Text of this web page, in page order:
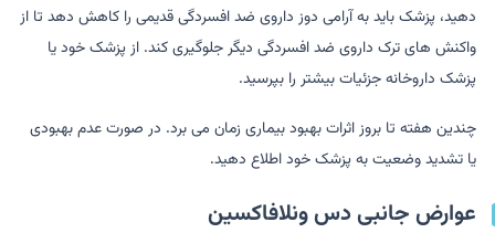
دهید، پزشک باید به آرامی دوز داروی ضد افسردگی قدیمی را کاهش دهد تا از
واکنش های ترک داروی ضد افسردگی دیگر جلوگیری کند. از پزشک خود یا
پزشک داروخانه جزئیات بیشتر را بپرسید.
چندین هفته تا بروز اثرات بهبود بیماری زمان می برد. در صورت عدم بهبودی
یا تشدید وضعیت به پزشک خود اطلاع دهید.
عوارض جانبی دس ونلافاکسین